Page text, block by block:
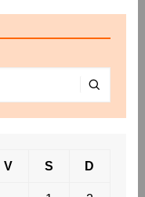
V S D